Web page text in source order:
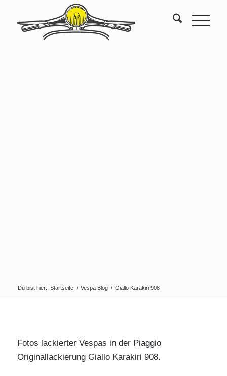
Du bist hier: Startseite / Vespa Blog / Giallo Karakiri 908
Fotos lackierter Vespas in der Piaggio
Originallackierung Giallo Karakiri 908.